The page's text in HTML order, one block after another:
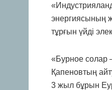
энергиясының
тұрғын үйді
«Бурное солар
Қапеновтың
3 жыл бұрын